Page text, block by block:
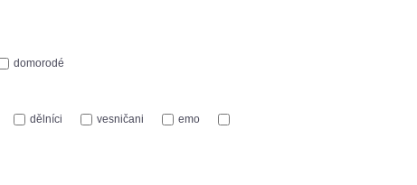
domorodé
dělníci vesničani
emo